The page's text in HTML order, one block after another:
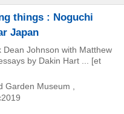
things : Noguchi
Japan
Johnson with Matthew
by Dakin Hart ... [et
Museum ,